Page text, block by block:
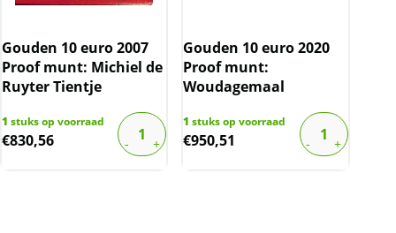
Gouden 10 euro 2007
Proof munt: Michiel de
Ruyter Tientje
1 stuks op voorraad
€830,56
Gouden 10 euro 2020
Proof munt:
Woudagemaal
1 stuks op voorraad
€950,51